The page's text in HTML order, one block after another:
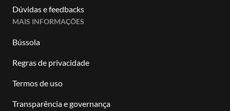
Dúvidas e feedbacks
MAIS INFORMAÇÕES
Bússola
Regras de privacidade
Termos de uso
Transparência e governança